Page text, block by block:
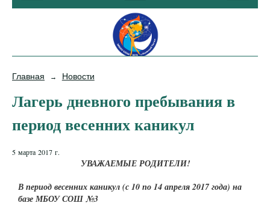
Главная → Новости
Лагерь дневного пребывания в
период весенних каникул
5 марта 2017 г.
УВАЖАЕМЫЕ РОДИТЕЛИ!
В период весенних каникул (с 10 по 14 апреля 2017 года) на
базе МБОУ СОШ №3